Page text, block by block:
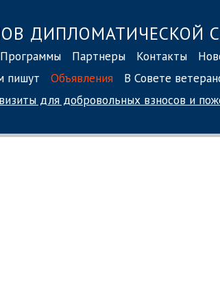
ДИПЛОМАТИЧЕСКОЙ
Программы Партнеры Контакты
пишут Объявления
В Совете
для добровольных взносов и